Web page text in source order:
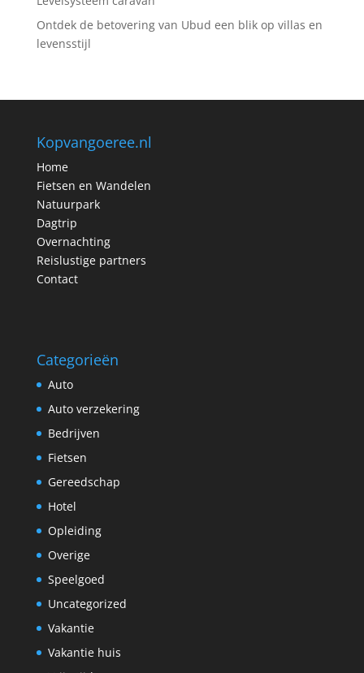
Ontdek de betovering van Ubud een blik op villas en
levensstijl
Kopvangoeree.nl
Home
Fietsen en Wandelen
Natuurpark
Dagtrip
Overnachting
Reislustige partners
Contact
Categorieën
Auto
Auto verzekering
Bedrijven
Fietsen
Gereedschap
Hotel
Opleiding
Overige
Speelgoed
Uncategorized
Vakantie
Vakantie huis